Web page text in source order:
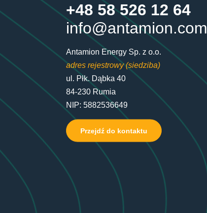
+48 58 526 12 64
info@antamion.com
Antamion Energy Sp. z o.o.
adres rejestrowy (siedziba)
ul. Płk. Dąbka 40
84-230 Rumia
NIP: 5882536649
Przejdź do kontaktu